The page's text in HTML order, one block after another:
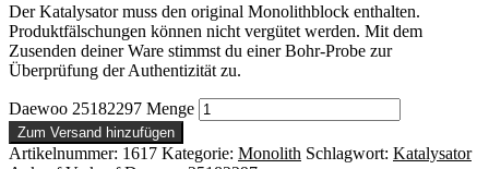
Der Katalysator muss den original Monolithblock enthalten.
Produktfälschungen können nicht vergütet werden. Mit dem
Zusenden deiner Ware stimmst du einer Bohr-Probe zur
Überprüfung der Authentizität zu.
Daewoo 25182297 Menge
Zum Versand hinzufügen
Artikelnummer: 1617 Kategorie: Monolith Schlagwort: Katalysator